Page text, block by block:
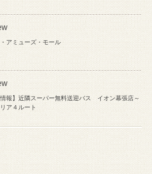
アミューズ・モール
情報】近隣スーパー無料送迎バス イオン幕張店～
ア４ルート